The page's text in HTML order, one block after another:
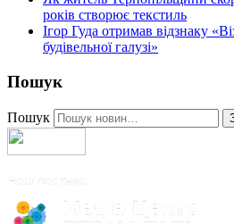
років створює текстиль
Ігор Гуда отримав відзнаку
будівельної галузі»
Пошук
Пошук